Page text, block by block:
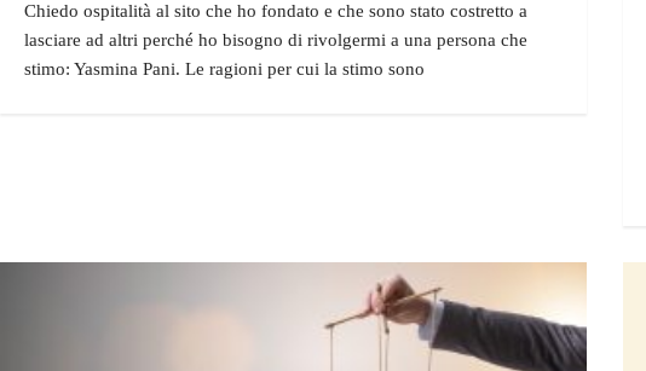
Chiedo ospitalità al sito che ho fondato e che sono stato costretto a
lasciare ad altri perché ho bisogno di rivolgermi a una persona che
stimo: Yasmina Pani. Le ragioni per cui la stimo sono